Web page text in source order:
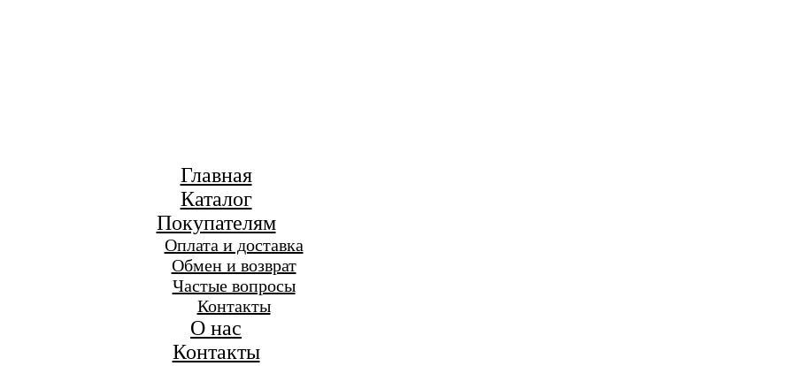
Главная
Каталог
Покупателям
Оплата и доставка
Обмен и возврат
Частые вопросы
Контакты
О нас
Контакты